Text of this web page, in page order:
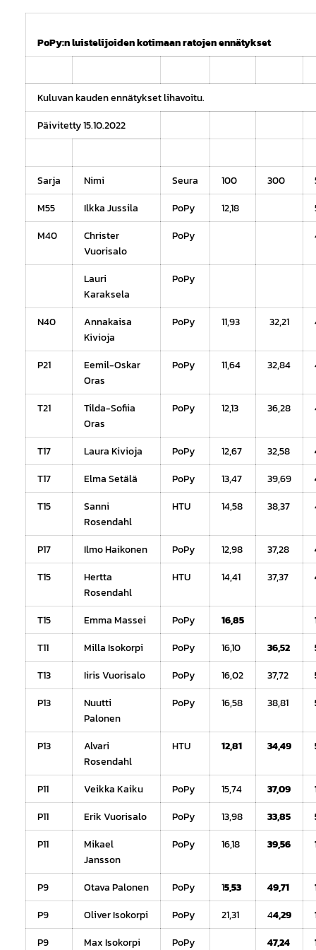
PoPy:n luistelijoiden kotimaan ratojen ennätykset
Kuluvan kauden ennätykset lihavoitu.
Päivitetty 15.10.2022
Sarja Nimi Seura 100 300
M55
Ilkka Jussila PoPy 12,18
M40
Christer
Vuorisalo
PoPy
Lauri
Karaksela
PoPy
N40
Annakaisa
Kivioja
PoPy 11,93 32,21
P21
Eemil-Oskar
Oras
PoPy 11,64 32,84
T21
Tilda-Sofiia
Oras
PoPy 12,13 36,28
T17 Laura Kivioja PoPy 12,67 32,58
T17
Elma Setälä PoPy 13,47 39,69
T15
Sanni
Rosendahl
HTU 14,58 38,37
P17 Ilmo Haikonen PoPy 12,98 37,28
T15
Hertta
Rosendahl
HTU 14,41 37,37
T15 Emma Massei PoPy 16,85
T11
Milla Isokorpi PoPy 16,10 36,52
T13
Iiris Vuorisalo PoPy 16,02 37,72
P13
Nuutti
Palonen
PoPy 16,58 38,81
P13
Alvari
Rosendahl
HTU 12,81 34,49
P11 Veikka Kaiku PoPy 15,74 37,09
P11
Erik Vuorisalo PoPy 13,98 33,85
P11
Mikael
Jansson
PoPy 16,18 39,56
P9 Otava Palonen PoPy 15,53 49,71
P9
Oliver Isokorpi PoPy 21,31 44,29
P9
Max Isokorpi PoPy 47,24